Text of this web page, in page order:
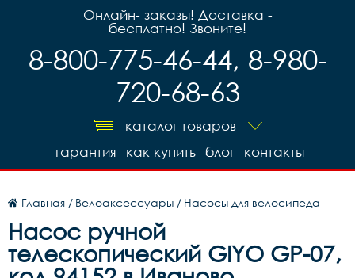
Онлайн- заказы! Доставка -
бесплатно! Звоните!
8-800-775-46-44, 8-980-
720-68-63
каталог товаров
контакты
блог
как купить
гарантия
Главная / Велоаксессуары / Насосы для велосипеда
Насос ручной
телескопический GIYO GP-07,